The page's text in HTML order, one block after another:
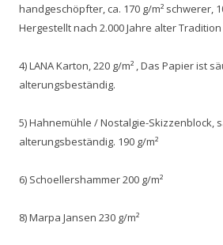
handgeschöpfter, ca. 170 g/m² schwerer,
Hergestellt nach 2.000 Jahre alter
4) LANA Karton, 220 g/m² , Das Papier ist
alterungsbeständig.
5) Hahnemühle / Nostalgie-Skizzenblock,
alterungsbeständig. 190 g/m²
6) Schoellershammer 200 g/m²
8) Marpa Jansen 230 g/m²